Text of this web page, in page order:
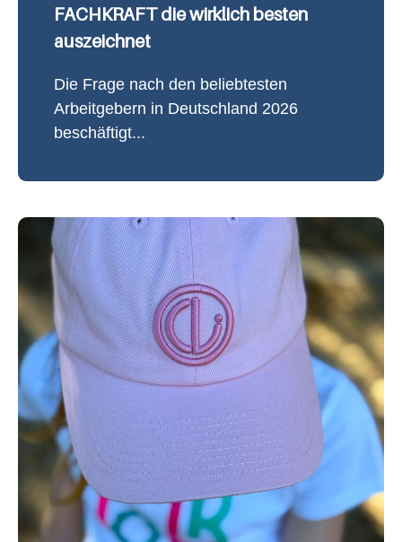
FACHKRAFT die wirklich besten
auszeichnet
Die Frage nach den beliebtesten
Arbeitgebern in Deutschland 2026
beschäftigt...